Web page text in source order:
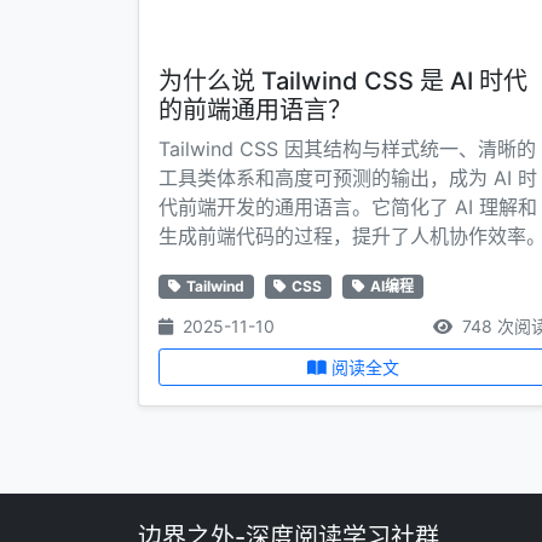
为什么说 Tailwind CSS 是 AI 时代
的前端通用语言？
Tailwind CSS 因其结构与样式统一、清晰的
工具类体系和高度可预测的输出，成为 AI 时
代前端开发的通用语言。它简化了 AI 理解和
生成前端代码的过程，提升了人机协作效率
Tailwind CSS AI编程
2025-11-10
748 次阅
阅读全文